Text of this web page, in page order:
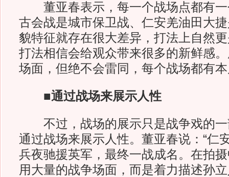
董亚春表示，每一个战场点都有一
古会战是城市保卫战、仁安羌油田大
貌特征就存在很大差异，打法上自然
打法相信会给观众带来很多的新鲜感
场面，但绝不会雷同，每个战场都有本
■通过战场来展示人性
不过，战场的展示只是战争戏的一
通过战场来展示人性。董亚春说：“仁
兵夜驰援英军，最终一战成名。在拍
用大量的战争场面，而是着力描述孙